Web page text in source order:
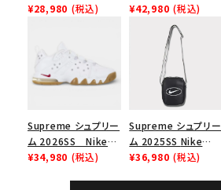
Force 1 Low シュプ
ューズ ホワイト
¥28,980 (税込)
Nike SB Dunk Low
ナイキ SB ダンク ロ
ー スニーカー ホワイ
¥42,980 (税込)
Supreme シュプリー
ム 2026SS Nike
SB Air Max 2 CB 94
¥34,980 (税込)
Supreme シュプリー
ム 2025SS Nike
Leather Shoulder
¥36,980 (税込)